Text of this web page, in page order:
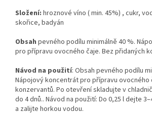
Složení: hroznové víno ( min. 45%) , cukr,
skořice, badyán
Obsah pevného podílu minimálně 40 %.
pro přípravu ovocného čaje. Bez přidaných
Návod na použití: Obsah pevného podílu
Nápojový koncentrát pro přípravu ovocného
konzervantů. Po otevření skladujte v
do 4 dnů.. Návod na použití: Do 0,25 l dejte
a zalijte horkou vodou.